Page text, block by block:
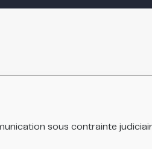
viennent à la rescousse des